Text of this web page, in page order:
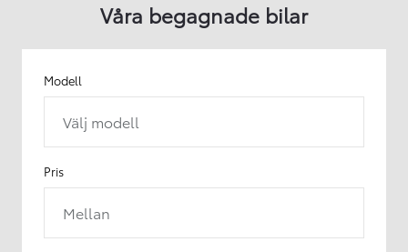
Våra begagnade bilar
Modell
Välj modell
Pris
Mellan